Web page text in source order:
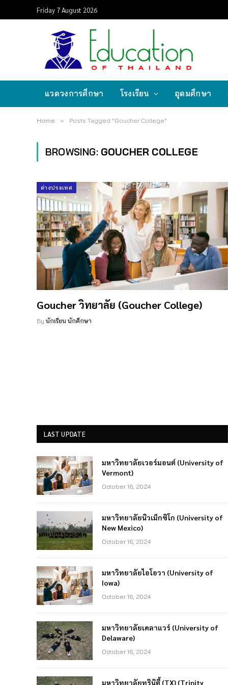
Friday 7 August 2026
แวดวงการศึกษา โรงเรียน อุดมศึกษา
Home » Posts Tagged "Goucher College"
BROWSING: GOUCHER COLLEGE
ต่างประเทศ
Goucher วิทยาลัย (Goucher College)
By นักเรียน นักศึกษา
LAST UPDATE
มหาวิทยาลัยเวอร์มอนต์ (University of
Vermont)
October 16, 2024
มหาวิทยาลัยนิวเม็กซิโก (University of
New Mexico)
October 16, 2024
มหาวิทยาลัยไอโอวา (University of
Iowa)
October 16, 2024
มหาวิทยาลัยเดลาแวร์ (University of
Delaware)
October 16, 2024
มหาวิทยาลัยทรินิตี้ (TX) (Trinity